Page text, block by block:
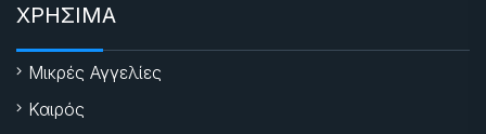
ΧΡΗΣΙΜΑ
Μικρές Αγγελίες
Καιρός